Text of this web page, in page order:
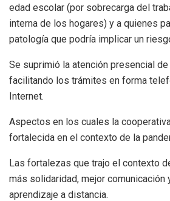
edad escolar (por sobrecarga del
interna de los hogares) y a quienes
patología que podría implicar un
Se suprimió la atención presencial
facilitando los trámites en forma
Internet.
Aspectos en los cuales la
fortalecida en el contexto de la
Las fortalezas que trajo el contexto
más solidaridad, mejor
aprendizaje a distancia.